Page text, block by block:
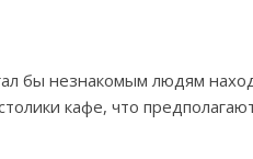
бы незнакомым людям
кафе, что